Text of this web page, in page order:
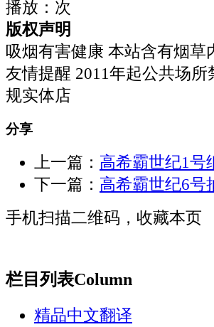
播放： 次
版权声明
吸烟有害健康 本站含有烟
友情提醒 2011年起公共场
规实体店
分享
上一篇： 高希霸世纪1号
下一篇： 高希霸世纪6号
手机扫描二维码，收藏本页
栏目列表Column
精品中文翻译